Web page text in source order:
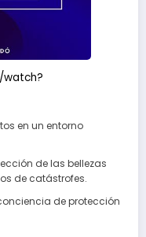
en un entorno
de las bellezas
de catástrofes.
de protección